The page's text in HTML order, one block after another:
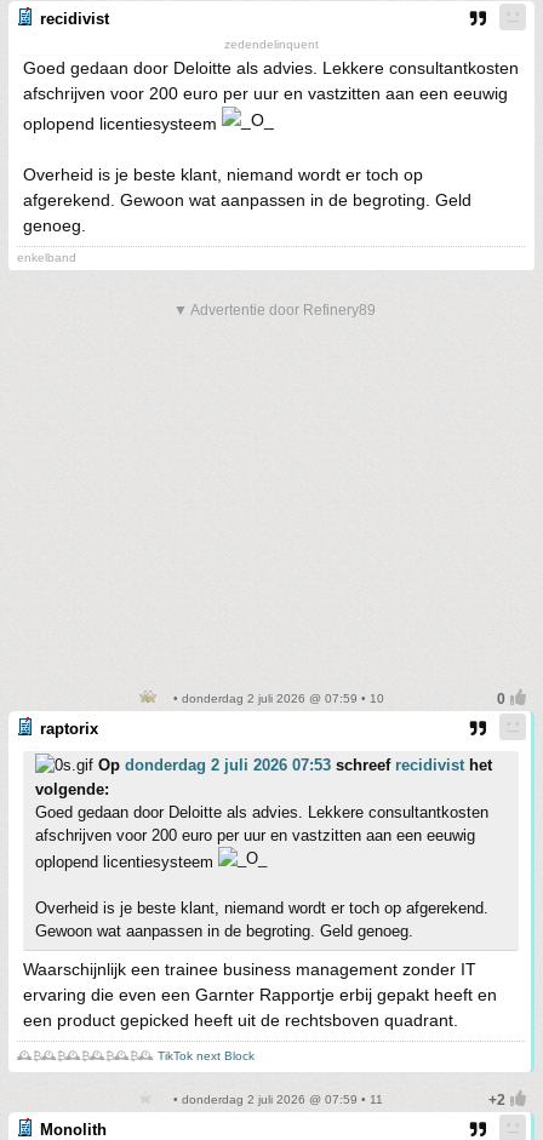
recidivist
zedendelinquent
Goed gedaan door Deloitte als advies. Lekkere consultantkosten
afschrijven voor 200 euro per uur en vastzitten aan een eeuwig
oplopend licentiesysteem
Overheid is je beste klant, niemand wordt er toch op
afgerekend. Gewoon wat aanpassen in de begroting. Geld
genoeg.
enkelband
▼ Advertentie door Refinery89
• donderdag 2 juli 2026 @ 07:59 • 10
raptorix
Op donderdag 2 juli 2026 07:53 schreef recidivisthet
volgende:
Goed gedaan door Deloitte als advies. Lekkere consultantkosten
afschrijven voor 200 euro per uur en vastzitten aan een eeuwig
oplopend licentiesysteem
Overheid is je beste klant, niemand wordt er toch op afgerekend.
Gewoon wat aanpassen in de begroting. Geld genoeg.
Waarschijnlijk een trainee business management zonder IT
ervaring die even een Garnter Rapportje erbij gepakt heeft en
een product gepicked heeft uit de rechtsboven quadrant.
🕰️₿🕰️₿🕰️₿🕰️₿🕰️₿🕰️ TikTok next Block
• donderdag 2 juli 2026 @ 07:59 • 11
Monolith